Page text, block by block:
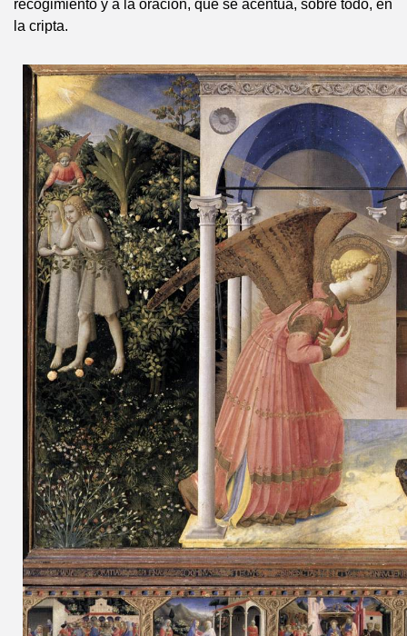
recogimiento y a la oración, que se acentúa, sobre todo, en
la cripta.